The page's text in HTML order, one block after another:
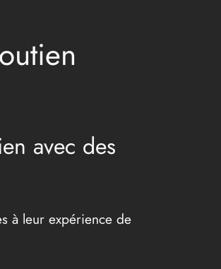
avec des
à leur expérience de